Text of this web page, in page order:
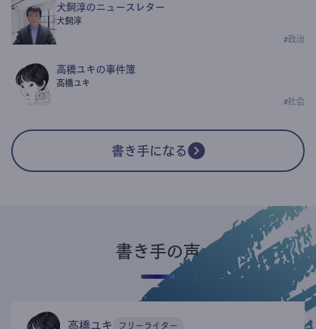
犬飼淳のニュースレター
犬飼淳
#政治
高橋ユキの事件簿
高橋ユキ
#社会
書き手になる
書き手の声
高橋ユキ フリーライター